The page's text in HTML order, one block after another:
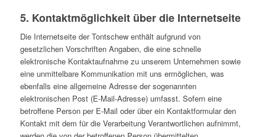
5. Kontaktmöglichkeit über die Internetseite
Die Internetseite der Tontschew enthält aufgrund von
gesetzlichen Vorschriften Angaben, die eine schnelle
elektronische Kontaktaufnahme zu unserem Unternehmen sowie
eine unmittelbare Kommunikation mit uns ermöglichen, was
ebenfalls eine allgemeine Adresse der sogenannten
elektronischen Post (E-Mail-Adresse) umfasst. Sofern eine
betroffene Person per E-Mail oder über ein Kontaktformular den
Kontakt mit dem für die Verarbeitung Verantwortlichen aufnimmt,